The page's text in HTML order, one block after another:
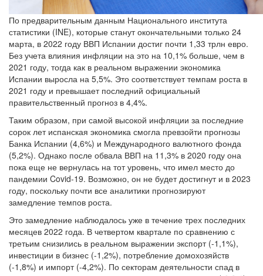
По предварительным данным Национального института
статистики (INE), которые станут окончательными только 24
марта, в 2022 году ВВП Испании достиг почти 1,33 трлн евро.
Без учета влияния инфляции на это на 10,1% больше, чем в
2021 году, тогда как в реальном выражении экономика
Испании выросла на 5,5%. Это соответствует темпам роста в
2021 году и превышает последний официальный
правительственный прогноз в 4,4%.
Таким образом, при самой высокой инфляции за последние
сорок лет испанская экономика смогла превзойти прогнозы
Банка Испании (4,6%) и Международного валютного фонда
(5,2%). Однако после обвала ВВП на 11,3% в 2020 году она
пока еще не вернулась на тот уровень, что имел место до
пандемии Covid-19. Возможно, он не будет достигнут и в 2023
году, поскольку почти все аналитики прогнозируют
замедление темпов роста.
Это замедление наблюдалось уже в течение трех последних
месяцев 2022 года. В четвертом квартале по сравнению с
третьим снизились в реальном выражении экспорт (-1,1%),
инвестиции в бизнес (-1,2%), потребление домохозяйств
(-1,8%) и импорт (-4,2%). По секторам деятельности спад в